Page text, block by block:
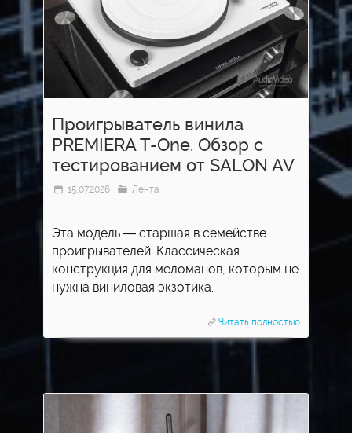
Проигрыватель винила
PREMIERA T-One. Обзор с
тестированием от SALON AV
15.07.2026 Лента
Эта модель — старшая в семействе
проигрывателей. Классическая
конструкция для меломанов, которым не
нужна виниловая экзотика.
Читать полностью